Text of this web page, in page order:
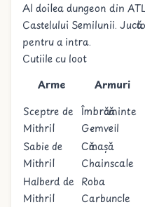
Al doilea dungeon din
Castelului Semilunii.
pentru a intra.
Cutiile cu loot
Arme
Armuri
Sceptre de
Mithril
Îmbrăcăminte
Gemveil
Sabie de
Mithril
Cămașă
Chainscale
Halberd de
Mithril
Roba
Carbuncle